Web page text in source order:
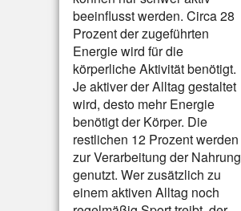
beeinflusst werden. Circa 28
Prozent der zugeführten
Energie wird für die
körperliche Aktivität benötigt.
Je aktiver der Alltag gestaltet
wird, desto mehr Energie
benötigt der Körper. Die
restlichen 12 Prozent werden
zur Verarbeitung der Nahrung
genutzt. Wer zusätzlich zu
einem aktiven Alltag noch